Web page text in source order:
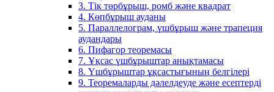
3. Тік төрбұрыш, ромб және квадрат
4. Көпбұрыш ауданы
5. Параллелограм, үшбұрыш және трапеция
аудандары
6. Пифагор теоремасы
7. Ұқсас үшбұрыштар анықтамасы
8. Үшбұрыштар ұқсастығының белгілері
9. Теоремаларды дәлелдеуде және есептерді